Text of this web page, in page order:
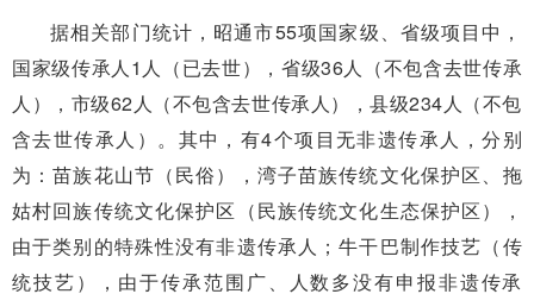
据相关部门统计，昭通市55项国家级、省级项目中，
国家级传承人1人（已去世），省级36人（不包含去世传承
人），市级62人（不包含去世传承人），县级234人（不包
含去世传承人）。其中，有4个项目无非遗传承人，分别
为：苗族花山节（民俗），湾子苗族传统文化保护区、拖
姑村回族传统文化保护区（民族传统文化生态保护区），
由于类别的特殊性没有非遗传承人；牛干巴制作技艺（传
统技艺），由于传承范围广、人数多没有申报非遗传承